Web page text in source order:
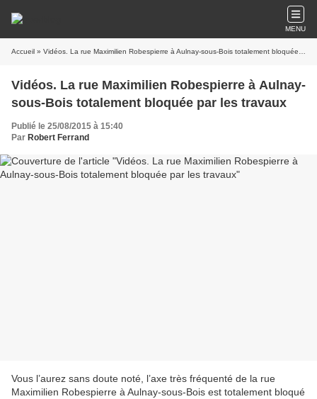
MENU
Accueil » Vidéos. La rue Maximilien Robespierre à Aulnay-sous-Bois totalement bloquée par les travaux
Vidéos. La rue Maximilien Robespierre à Aulnay-
sous-Bois totalement bloquée par les travaux
Publié le 25/08/2015 à 15:40
Par Robert Ferrand
Vous l’aurez sans doute noté, l’axe très fréquenté de la rue
Maximilien Robespierre à Aulnay-sous-Bois est totalement bloqué